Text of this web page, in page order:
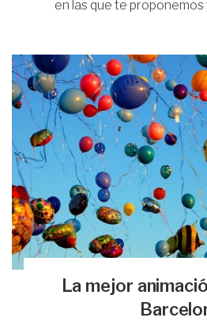
en las que te proponemos
La mejor